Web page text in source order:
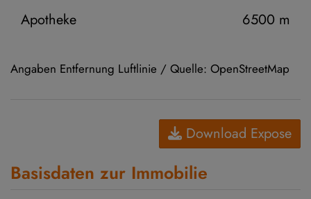
Apotheke
6500 m
Angaben Entfernung Luftlinie / Quelle: OpenStreetMap
Download Expose
Basisdaten zur Immobilie